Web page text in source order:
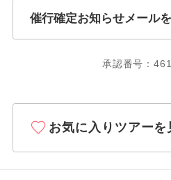
催行確定お知らせメール
承認番号：
お気に入りツアーを